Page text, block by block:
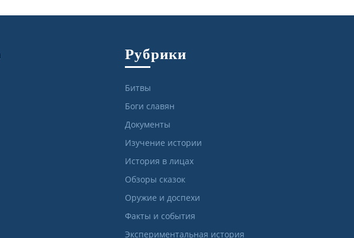
Рубрики
Битвы
Боги славян
Документы
Изучение истории
История в лицах
Обзоры сказок
Оружие и доспехи
Факты и события
Экспериментальная история